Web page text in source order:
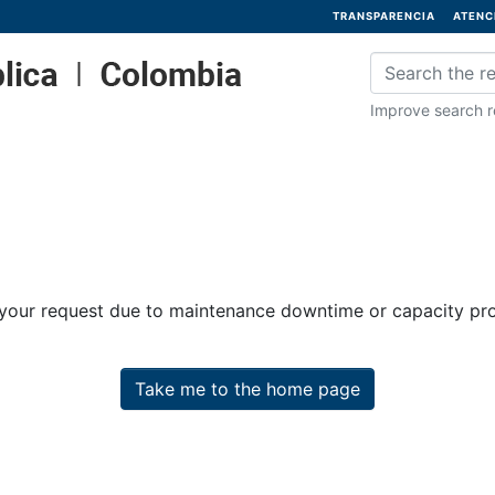
TRANSPARENCIA
Improve search
request due to maintenance downtime or capacity
Take me to the home page